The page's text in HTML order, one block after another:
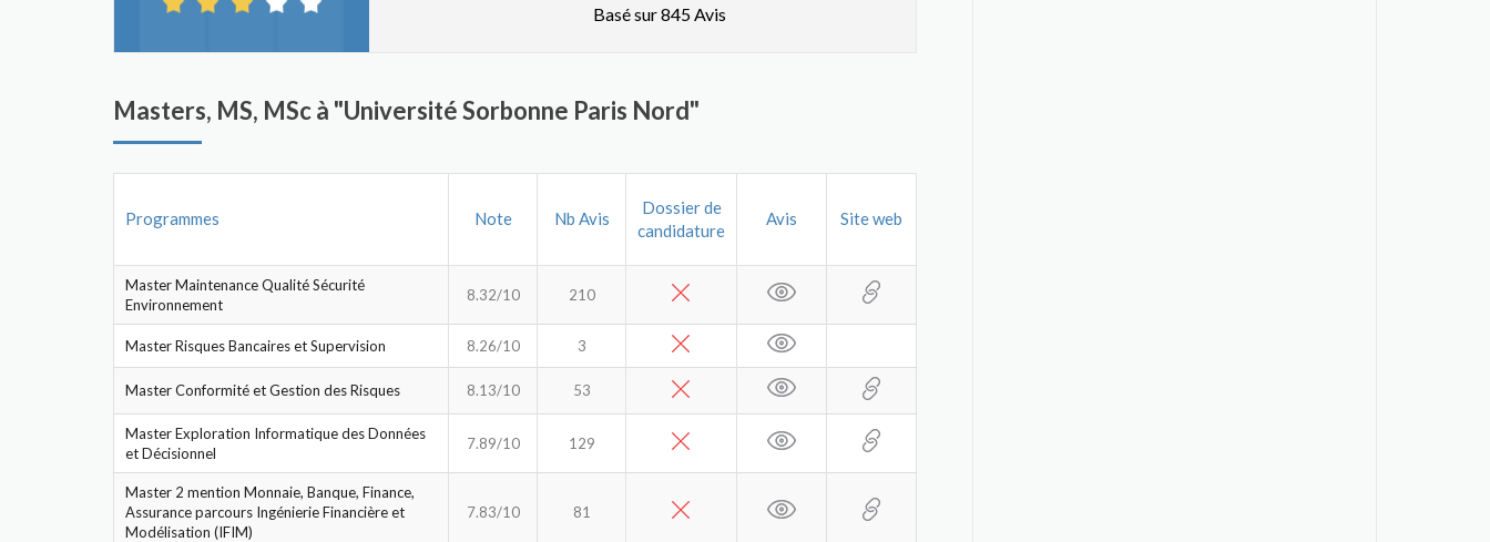
Basé sur 845 Avis
Masters, MS, MSc à "Université Sorbonne Paris Nord"
Programmes Note Nb Avis
Dossier de
candidature
Avis Site web
Master Maintenance Qualité Sécurité
Environnement
8.32/10 210
Master Risques Bancaires et Supervision 8.26/10 3
Master Conformité et Gestion des Risques 8.13/10 53
Master Exploration Informatique des Données
et Décisionnel
7.89/10 129
Master 2 mention Monnaie, Banque, Finance,
Assurance parcours Ingénierie Financière et
Modélisation (IFIM)
7.83/10 81